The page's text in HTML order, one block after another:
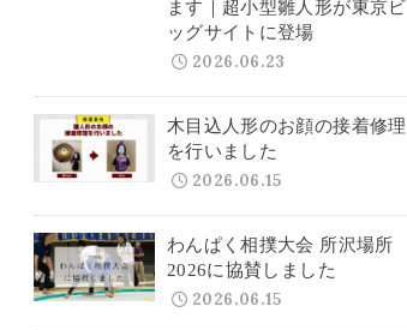
ます｜超小型雛人形が東京ビ
ッグサイトに登場
2026.06.23
木目込人形のお顔の接着修理
を行いました
2026.06.15
わんぱく相撲大会 所沢場所
2026に協賛しました
2026.06.15